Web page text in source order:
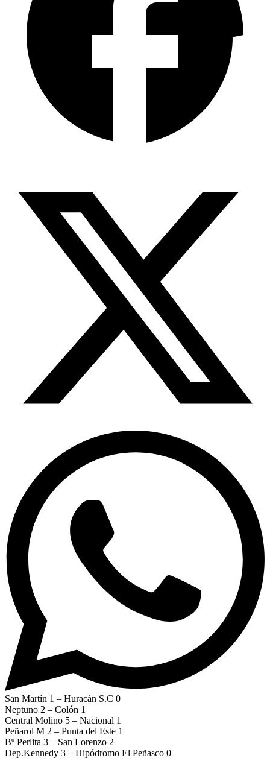
San Martín 1 – Huracán S.C 0
Neptuno 2 – Colón 1
Central Molino 5 – Nacional 1
Peñarol M 2 – Punta del Este 1
Bº Perlita 3 – San Lorenzo 2
Dep.Kennedy 3 – Hipódromo El Peñasco 0